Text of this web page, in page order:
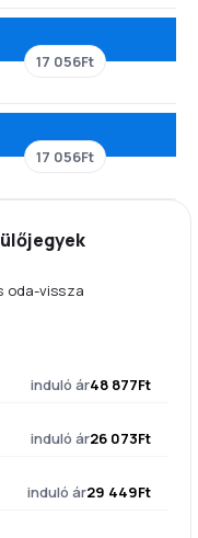
17 056Ft
17 056Ft
oda-vissza
induló ár48 877Ft
induló ár26 073Ft
induló ár29 449Ft